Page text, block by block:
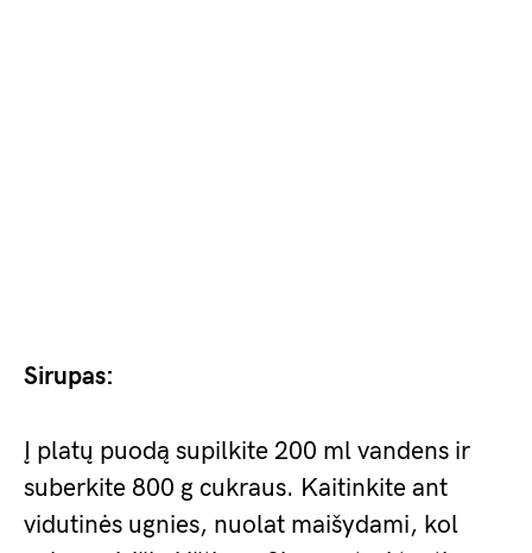
Sirupas:
Į platų puodą supilkite 200 ml vandens ir
suberkite 800 g cukraus. Kaitinkite ant
vidutinės ugnies, nuolat maišydami, kol